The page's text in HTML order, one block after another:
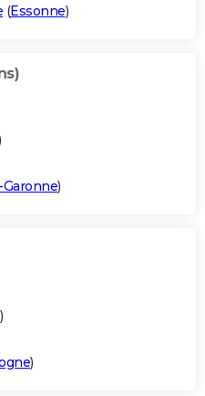
(Essonne)
)
)
)